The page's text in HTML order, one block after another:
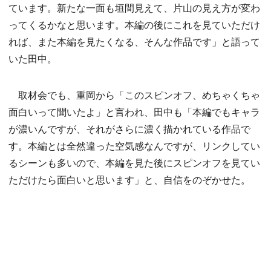
ています。新たな一面も垣間見えて、片山の見え方が変わ
ってくるかなと思います。本編の後にこれを見ていただけ
れば、また本編を見たくなる、そんな作品です」と語って
いた田中。
取材会でも、重岡から「このスピンオフ、めちゃくちゃ
面白いって聞いたよ」と言われ、田中も「本編でもキャラ
が濃いんですが、それがさらに濃く描かれている作品で
す。本編とは全然違った空気感なんですが、リンクしてい
るシーンも多いので、本編を見た後にスピンオフを見てい
ただけたら面白いと思います」と、自信をのぞかせた。